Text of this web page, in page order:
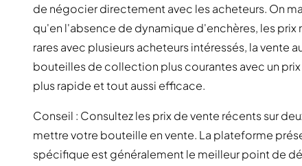
de négocier directement avec les acheteurs. On
qu'en l'absence de dynamique d'enchères, les
rares avec plusieurs acheteurs intéressés, la vente
bouteilles de collection plus courantes avec un
plus rapide et tout aussi efficace.
Conseil : Consultez les prix de vente récents sur
mettre votre bouteille en vente. La plateforme
spécifique est généralement le meilleur point de